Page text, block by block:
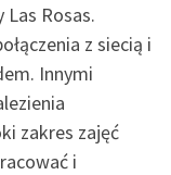
Las Rosas.
z siecią i
Innymi
zakres zajęć
i